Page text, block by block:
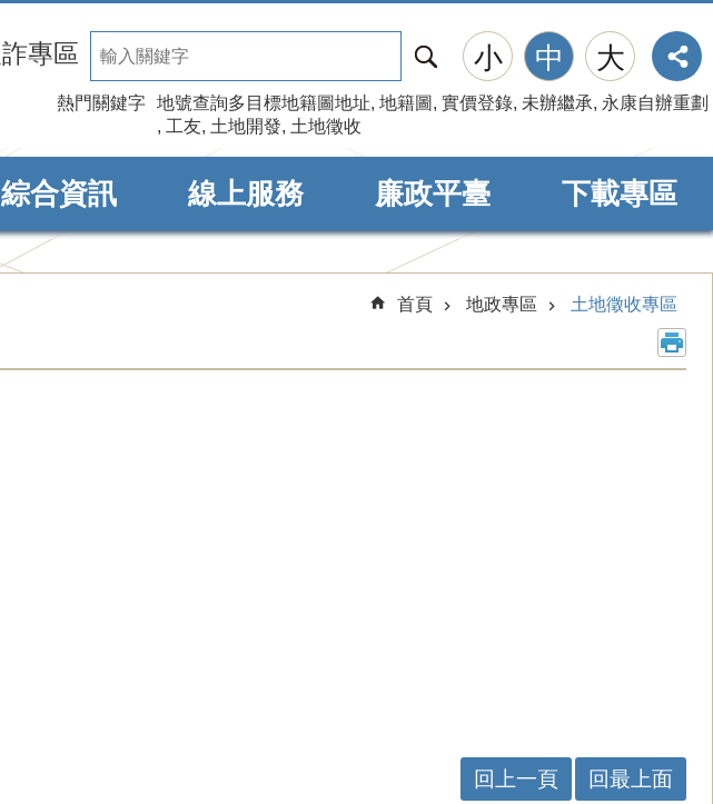
專區
尋
熱門關鍵字 地號查詢多目標地籍圖地址 地籍圖 實價登錄 未辦繼承 永康自辦重劃
工友 土地開發 土地徵收
小 中 大
綜合資訊 線上服務 廉政平臺 下載專區
首頁
地政專區 土地徵收專區
回上一頁 回最上面